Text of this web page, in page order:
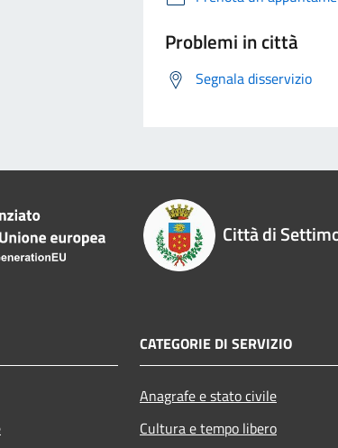
Problemi in città
Segnala disservizio
Città di
CATEGORIE DI SERVIZIO
Anagrafe e stato civile
Cultura e tempo libero